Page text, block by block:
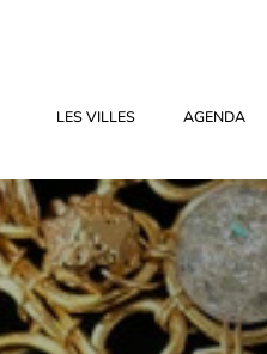
LES VILLES AGENDA